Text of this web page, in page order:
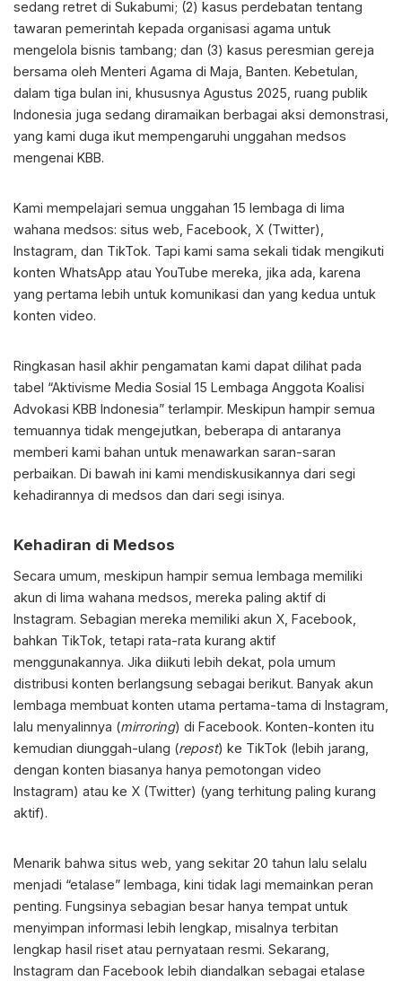
sedang retret di Sukabumi; (2) kasus perdebatan tentang
tawaran pemerintah kepada organisasi agama untuk
mengelola bisnis tambang; dan (3) kasus peresmian gereja
bersama oleh Menteri Agama di Maja, Banten. Kebetulan,
dalam tiga bulan ini, khususnya Agustus 2025, ruang publik
Indonesia juga sedang diramaikan berbagai aksi demonstrasi,
yang kami duga ikut mempengaruhi unggahan medsos
mengenai KBB.
Kami mempelajari semua unggahan 15 lembaga di lima
wahana medsos: situs web, Facebook, X (Twitter),
Instagram, dan TikTok. Tapi kami sama sekali tidak mengikuti
konten WhatsApp atau YouTube mereka, jika ada, karena
yang pertama lebih untuk komunikasi dan yang kedua untuk
konten video.
Ringkasan hasil akhir pengamatan kami dapat dilihat pada
tabel “Aktivisme Media Sosial 15 Lembaga Anggota Koalisi
Advokasi KBB Indonesia” terlampir. Meskipun hampir semua
temuannya tidak mengejutkan, beberapa di antaranya
memberi kami bahan untuk menawarkan saran-saran
perbaikan. Di bawah ini kami mendiskusikannya dari segi
kehadirannya di medsos dan dari segi isinya.
Kehadiran di Medsos
Secara umum, meskipun hampir semua lembaga memiliki
akun di lima wahana medsos, mereka paling aktif di
Instagram. Sebagian mereka memiliki akun X, Facebook,
bahkan TikTok, tetapi rata-rata kurang aktif
menggunakannya. Jika diikuti lebih dekat, pola umum
distribusi konten berlangsung sebagai berikut. Banyak akun
lembaga membuat konten utama pertama-tama di Instagram,
lalu menyalinnya (mirroring) di Facebook. Konten-konten itu
kemudian diunggah-ulang (repost) ke TikTok (lebih jarang,
dengan konten biasanya hanya pemotongan video
Instagram) atau ke X (Twitter) (yang terhitung paling kurang
aktif).
Menarik bahwa situs web, yang sekitar 20 tahun lalu selalu
menjadi “etalase” lembaga, kini tidak lagi memainkan peran
penting. Fungsinya sebagian besar hanya tempat untuk
menyimpan informasi lebih lengkap, misalnya terbitan
lengkap hasil riset atau pernyataan resmi. Sekarang,
Instagram dan Facebook lebih diandalkan sebagai etalase